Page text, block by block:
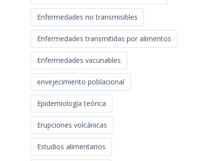
Enfermedades no transmisibles
Enfermedades transmitidas por alimentos
Enfermedades vacunables
envejecimiento poblacional
Epidemiología teórica
Erupciones volcánicas
Estudios alimentarios